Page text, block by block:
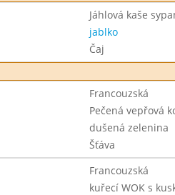
Jáhlová kaše
jablko
Čaj
Francouzská
Pečená vepřová
dušená zelenina
Šťáva
Francouzská
kuřecí WOK s